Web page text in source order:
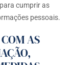
cumprir as
pessoais.
AS